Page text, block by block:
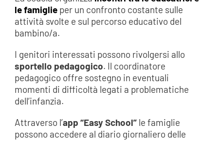
le famiglieper un confronto costante sulle
attività svolte e sul percorso educativo del
bambino/a.
I genitori interessati possono rivolgersi allo
sportello pedagogico. Il coordinatore
pedagogico offre sostegno in eventuali
momenti di difficoltà legati a problematiche
dell’infanzia.
Attraverso l’app “Easy School”le famiglie
possono accedere al diario giornaliero delle